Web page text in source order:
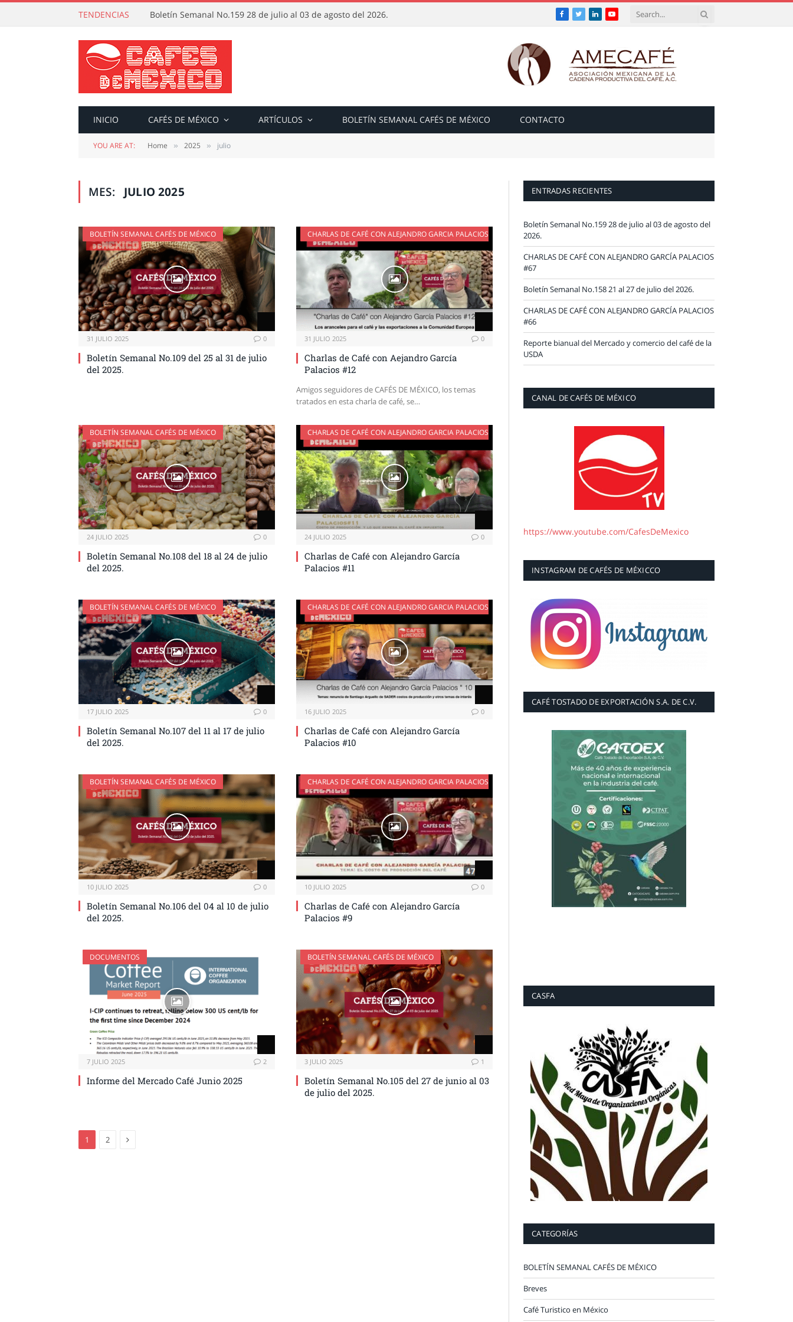
TENDENCIAS Boletín Semanal No.159 28 de julio al 03 de agosto del 2026. Facebook
TwitterLinkedInYouTube
INICIO CAFÉS DE MÉXICO ARTÍCULOS BOLETÍN SEMANAL CAFÉS DE MÉXICO CONTACTO
YOU ARE AT: Home » 2025 » julio
MES: JULIO 2025
BOLETÍN SEMANAL CAFÉS DE MÉXICO
31 JULIO 2025 0
Boletín Semanal No.109 del 25 al 31 de julio
del 2025.
CHARLAS DE CAFÉ CON ALEJANDRO GARCIA PALACIOS
31 JULIO 2025 0
Charlas de Café con Aejandro García
Palacios #12
Amigos seguidores de CAFÉS DE MÉXICO, los temas
tratados en esta charla de café, se…
BOLETÍN SEMANAL CAFÉS DE MÉXICO
24 JULIO 2025 0
Boletín Semanal No.108 del 18 al 24 de julio
del 2025.
CHARLAS DE CAFÉ CON ALEJANDRO GARCIA PALACIOS
24 JULIO 2025 0
Charlas de Café con Alejandro García
Palacios #11
BOLETÍN SEMANAL CAFÉS DE MÉXICO
17 JULIO 2025 0
Boletín Semanal No.107 del 11 al 17 de julio
del 2025.
CHARLAS DE CAFÉ CON ALEJANDRO GARCIA PALACIOS
16 JULIO 2025 0
Charlas de Café con Alejandro García
Palacios #10
BOLETÍN SEMANAL CAFÉS DE MÉXICO
10 JULIO 2025 0
Boletín Semanal No.106 del 04 al 10 de julio
del 2025.
CHARLAS DE CAFÉ CON ALEJANDRO GARCIA PALACIOS
10 JULIO 2025 0
Charlas de Café con Alejandro García
Palacios #9
DOCUMENTOS
7 JULIO 2025 2
Informe del Mercado Café Junio 2025
BOLETÍN SEMANAL CAFÉS DE MÉXICO
3 JULIO 2025 1
Boletín Semanal No.105 del 27 de junio al 03
de julio del 2025.
1 2 Next
ENTRADAS RECIENTES
Boletín Semanal No.159 28 de julio al 03 de agosto del
2026.
CHARLAS DE CAFÉ CON ALEJANDRO GARCÍA PALACIOS
#67
Boletín Semanal No.158 21 al 27 de julio del 2026.
CHARLAS DE CAFÉ CON ALEJANDRO GARCÍA PALACIOS
#66
Reporte bianual del Mercado y comercio del café de la
USDA
CANAL DE CAFÉS DE MÉXICO
https://www.youtube.com/CafesDeMexico
INSTAGRAM DE CAFÉS DE MÉXICCO
CAFÉ TOSTADO DE EXPORTACIÓN S.A. DE C.V.
CASFA
CATEGORÍAS
BOLETÍN SEMANAL CAFÉS DE MÉXICO
Breves
Café Turistico en México